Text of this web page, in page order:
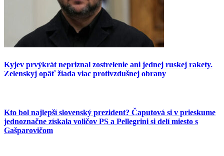
Kyjev prvýkrát nepriznal zostrelenie ani jednej ruskej rakety.
Zelenskyj opäť žiada viac protivzdušnej obrany
Kto bol najlepší slovenský prezident? Čaputová si v prieskume
jednoznačne získala voličov PS a Pellegrini si delí miesto s
Gašparovičom